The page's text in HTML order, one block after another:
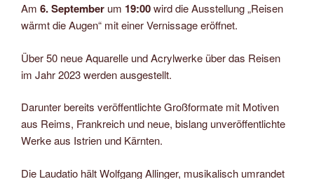
Am 6. September um 19:00wird die Ausstellung „Reisen
wärmt die Augen“ mit einer Vernissage eröffnet.
Über 50 neue Aquarelle und Acrylwerke über das Reisen
im Jahr 2023 werden ausgestellt.
Darunter bereits veröffentlichte Großformate mit Motiven
aus Reims, Frankreich und neue, bislang unveröffentlichte
Werke aus Istrien und Kärnten.
Die Laudatio hält Wolfgang Allinger, musikalisch umrandet